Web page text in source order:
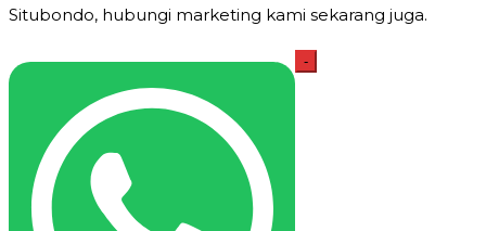
Situbondo, hubungi marketing kami sekarang juga.
-